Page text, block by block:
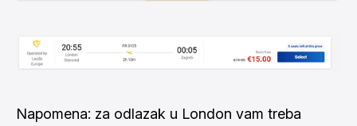
Napomena: za odlazak u London vam treba